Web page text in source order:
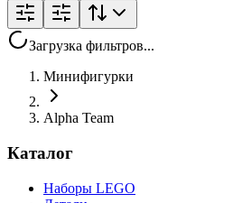
Загрузка фильтров...
Минифигурки
Alpha Team
Каталог
Наборы LEGO